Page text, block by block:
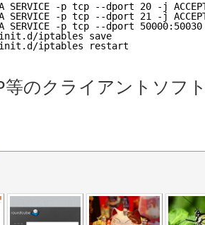
SERVICE -p tcp --dport 20 -j
SERVICE -p tcp --dport 21 -j
-p tcp --dport 50000:50030
.d/iptables
save
.d/iptables restart
等のクライアントソフ